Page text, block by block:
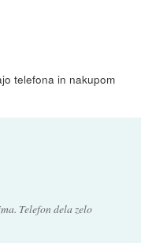
telefona in nakupom
Telefon dela zelo